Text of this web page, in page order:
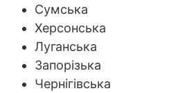
Сумська
Херсонська
Луганська
Запорізька
Чернігівська